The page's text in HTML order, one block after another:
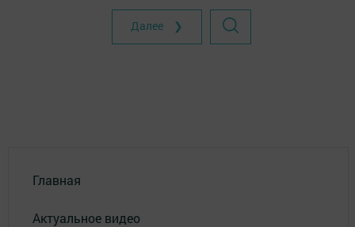
Далее ❯
Главная
Актуальное видео